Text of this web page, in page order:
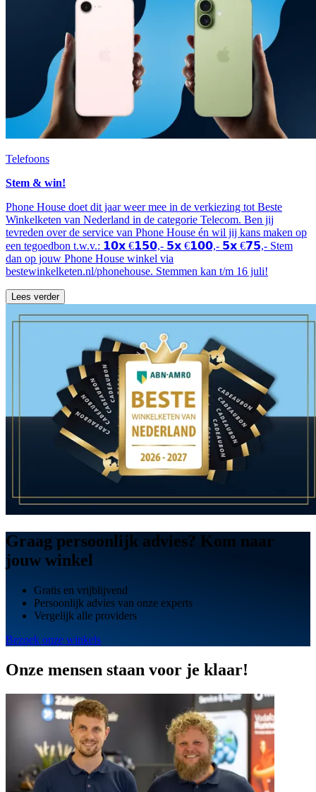
Telefoons
Stem & win!
Phone House doet dit jaar weer mee in de verkiezing tot Beste
Winkelketen van Nederland in de categorie Telecom. Ben jij
tevreden over de service van Phone House én wil jij kans maken op
een tegoedbon t.w.v.: 𝟭𝟬𝘅 €𝟭𝟱𝟬,- 𝟱𝘅 €𝟭𝟬𝟬,- 𝟱𝘅 €𝟳𝟱,- Stem
dan op jouw Phone House winkel via
bestewinkelketen.nl/phonehouse. Stemmen kan t/m 16 juli!
Lees verder
Graag persoonlijk advies? Kom naar
jouw winkel
Gratis en vrijblijvend
Persoonlijk advies van onze experts
Vergelijk alle providers
Bezoek onze winkels
Onze mensen staan voor je klaar!